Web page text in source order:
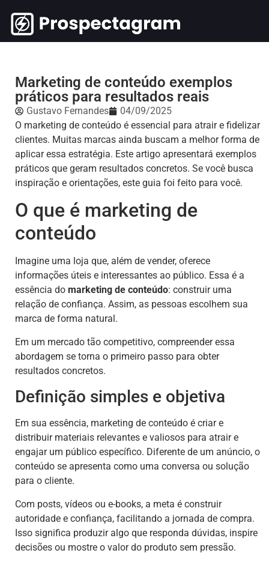
Marketing de conteúdo exemplos
práticos para resultados reais
Gustavo Fernandes
04/09/2025
O marketing de conteúdo é essencial para atrair e fidelizar
clientes. Muitas marcas ainda buscam a melhor forma de
aplicar essa estratégia. Este artigo apresentará exemplos
práticos que geram resultados concretos. Se você busca
inspiração e orientações, este guia foi feito para você.
O que é marketing de
conteúdo
Imagine uma loja que, além de vender, oferece
informações úteis e interessantes ao público. Essa é a
essência do marketing de conteúdo: construir uma
relação de confiança. Assim, as pessoas escolhem sua
marca de forma natural.
Em um mercado tão competitivo, compreender essa
abordagem se torna o primeiro passo para obter
resultados concretos.
Definição simples e objetiva
Em sua essência, marketing de conteúdo é criar e
distribuir materiais relevantes e valiosos para atrair e
engajar um público específico. Diferente de um anúncio, o
conteúdo se apresenta como uma conversa ou solução
para o cliente.
Com posts, vídeos ou e-books, a meta é construir
autoridade e confiança, facilitando a jornada de compra.
Isso significa produzir algo que responda dúvidas, inspire
decisões ou mostre o valor do produto sem pressão.